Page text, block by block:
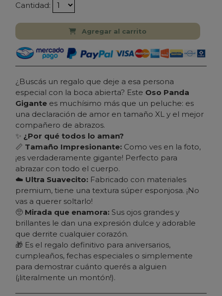
Cantidad:
Agregar al carrito
¿Buscás un regalo que deje a esa persona
especial con la boca abierta? Este Oso Panda
Gigante es muchísimo más que un peluche: es
una declaración de amor en tamaño XL y el mejor
compañero de abrazos.
✨ ¿Por qué todos lo aman?
📏 Tamaño Impresionante: Como ves en la foto,
¡es verdaderamente gigante! Perfecto para
abrazar con todo el cuerpo.
☁️ Ultra Suavecito: Fabricado con materiales
premium, tiene una textura súper esponjosa. ¡No
vas a querer soltarlo!
🥺 Mirada que enamora: Sus ojos grandes y
brillantes le dan una expresión dulce y adorable
que derrite cualquier corazón.
🎁 Es el regalo definitivo para aniversarios,
cumpleaños, fechas especiales o simplemente
para demostrar cuánto querés a alguien
(¡literalmente un montón!).